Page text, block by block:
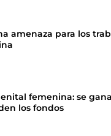
amenaza para los
femenina: se
los fondos